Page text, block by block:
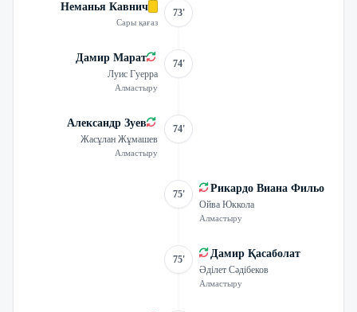
Неманья Кавнич
Сары қағаз
73'
Дамир Марат
Луис Гуерра
Алмастыру
74'
Александр Зуев
Жасұлан Жұмашев
Алмастыру
74'
75' Рикардо Виана Фильо
Ойва Юккола
Алмастыру
75' Дамир Қасаболат
Әділет Сәдібеков
Алмастыру